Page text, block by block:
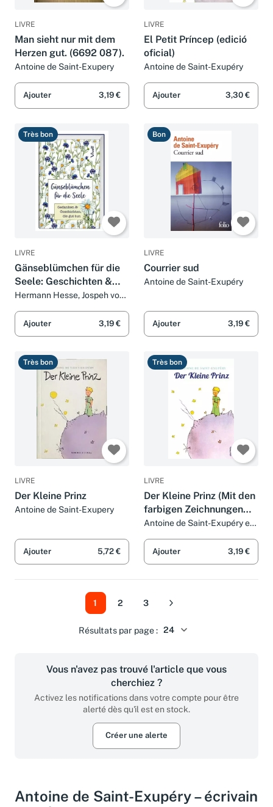
LIVRE
Man sieht nur mit dem
Herzen gut. (6692 087).
Antoine de Saint-Exupery
Ajouter 3,19 €
LIVRE
El Petit Príncep (edició
oficial)
Antoine de Saint-Exupéry
Ajouter 3,30 €
Très bon
LIVRE
Gänseblümchen für die
Seele: Geschichten &
Gedanken, die gut tun
Hermann Hesse, Jospeh von
Saint-Exupéry, Rainer Maria
Rilke, Joachim Ringelnatz,
Oscar Wilde
Ajouter 3,19 €
Bon
LIVRE
Courrier sud
Antoine de Saint-Exupéry
Ajouter 3,19 €
Très bon
LIVRE
Der Kleine Prinz
Antoine de Saint-Exupery
Ajouter 5,72 €
Très bon
LIVRE
Der Kleine Prinz (Mit den
farbigen Zeichnungen
des Verfassers) brosch.
Antoine de Saint-Exupéry et
Ajouter 3,19 €
Résultats par page :
1 2 3 Suivant
Vous n'avez pas trouvé l'article que vous
cherchiez ?
Activez les notifications dans votre compte pour être
alerté dès qu'il est en stock.
Créer une alerte
Antoine de Saint-Exupéry – écrivain